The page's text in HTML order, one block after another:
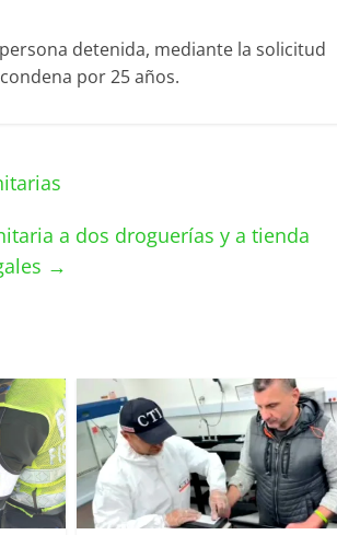
detenida, mediante la solicitud
por 25 años.
a dos droguerías y a tienda
→